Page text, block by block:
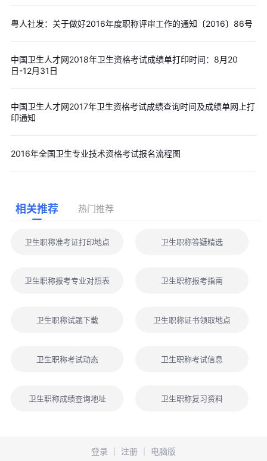
粤人社发：关于做好2016年度职称评审工作的通知〔2016〕86号
中国卫生人才网2018年卫生资格考试成绩单打印时间：8月20
日-12月31日
中国卫生人才网2017年卫生资格考试成绩查询时间及成绩单网上打
印通知
2016年全国卫生专业技术资格考试报名流程图
相关推荐 热门推荐
卫生职称准考证打印地点 卫生职称答疑精选
卫生职称报考专业对照表 卫生职称报考指南
卫生职称试题下载 卫生职称证书领取地点
卫生职称考试动态 卫生职称考试信息
卫生职称成绩查询地址 卫生职称复习资料
登录 注册 电脑版